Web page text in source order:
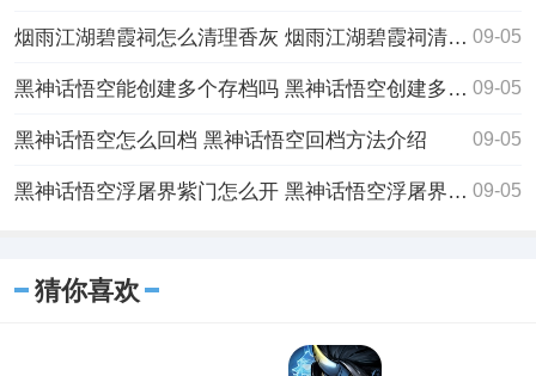
烟雨江湖碧霞祠怎么清理香灰 烟雨江湖碧霞祠清理香灰方法一览 09-05
黑神话悟空能创建多个存档吗 黑神话悟空创建多个存档介绍 09-05
黑神话悟空怎么回档 黑神话悟空回档方法介绍 09-05
黑神话悟空浮屠界紫门怎么开 黑神话悟空浮屠界紫门打开方法 09-05
猜你喜欢